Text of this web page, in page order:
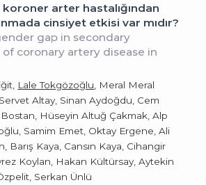
koroner arter hastalığından
cinsiyet etkisi var mıdır?
gap in secondary
coronary artery disease in
Lale Tokgözoğlu , Meral Meral
Servet Altay, Sinan Aydoğdu, Cem
Bostan, Hüseyin Altuğ Çakmak, Alp
Samim Emet, Oktay Ergene, Ali
Barış Kaya, Cansın Kaya, Cihangir
Koylan, Hakan Kültürsay, Aytekin
Serkan Ünlü